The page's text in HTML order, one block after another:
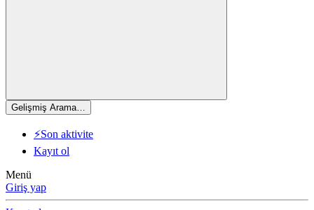
Gelişmiş Arama…
⚡Son aktivite
Kayıt ol
Menü
Giriş yap